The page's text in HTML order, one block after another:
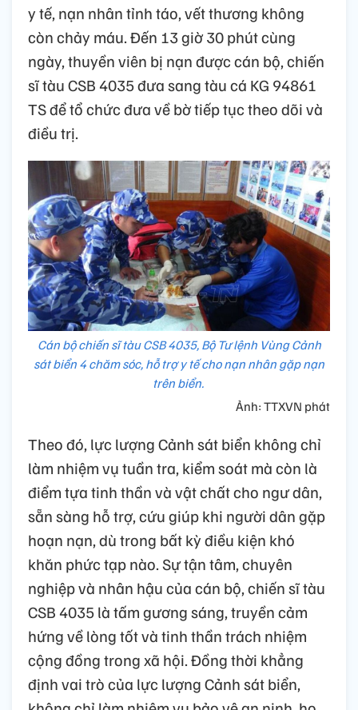
y tế, nạn nhân tỉnh táo, vết thương không
còn chảy máu. Đến 13 giờ 30 phút cùng
ngày, thuyền viên bị nạn được cán bộ, chiến
sĩ tàu CSB 4035 đưa sang tàu cá KG 94861
TS để tổ chức đưa về bờ tiếp tục theo dõi và
điều trị.
Cán bộ chiến sĩ tàu CSB 4035, Bộ Tư lệnh Vùng Cảnh
sát biển 4 chăm sóc, hỗ trợ y tế cho nạn nhân gặp nạn
trên biển.
Ảnh: TTXVN phát
Theo đó, lực lượng Cảnh sát biển không chỉ
làm nhiệm vụ tuần tra, kiểm soát mà còn là
điểm tựa tinh thần và vật chất cho ngư dân,
sẵn sàng hỗ trợ, cứu giúp khi người dân gặp
hoạn nạn, dù trong bất kỳ điều kiện khó
khăn phức tạp nào. Sự tận tâm, chuyên
nghiệp và nhân hậu của cán bộ, chiến sĩ tàu
CSB 4035 là tấm gương sáng, truyền cảm
hứng về lòng tốt và tinh thần trách nhiệm
cộng đồng trong xã hội. Đồng thời khẳng
định vai trò của lực lượng Cảnh sát biển,